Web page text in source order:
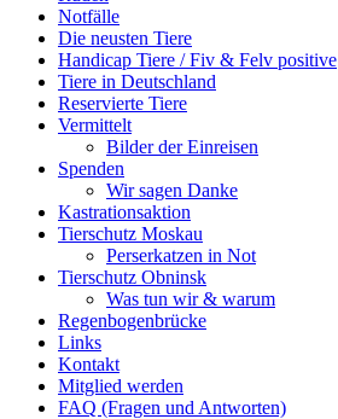
Notfälle
Die neusten Tiere
Handicap Tiere / Fiv & Felv positive
Tiere in Deutschland
Reservierte Tiere
Vermittelt
Bilder der Einreisen
Spenden
Wir sagen Danke
Kastrationsaktion
Tierschutz Moskau
Perserkatzen in Not
Tierschutz Obninsk
Was tun wir & warum
Regenbogenbrücke
Links
Kontakt
Mitglied werden
FAQ (Fragen und Antworten)